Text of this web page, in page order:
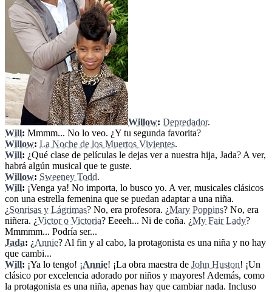
Willow: Depredador.
Will: Mmmm... No lo veo. ¿Y tu segunda favorita?
Willow: La Noche de los Muertos Vivientes.
Will: ¿Qué clase de películas le dejas ver a nuestra hija, Jada? A ver,
habrá algún musical que te guste.
Willow: Sweeney Todd.
Will: ¡Venga ya! No importa, lo busco yo. A ver, musicales clásicos
con una estrella femenina que se puedan adaptar a una niña.
¿Sonrisas y Lágrimas? No, era profesora. ¿Mary Poppins? No, era
niñera. ¿Victor o Victoria? Eeeeh... Ni de coña. ¿My Fair Lady?
Mmmmm... Podría ser...
Jada: ¿Annie? Al fin y al cabo, la protagonista es una niña y no hay
que cambi...
Will: ¡Ya lo tengo! ¡Annie! ¡La obra maestra de John Huston! ¡Un
clásico por excelencia adorado por niños y mayores! Además, como
la protagonista es una niña, apenas hay que cambiar nada. Incluso